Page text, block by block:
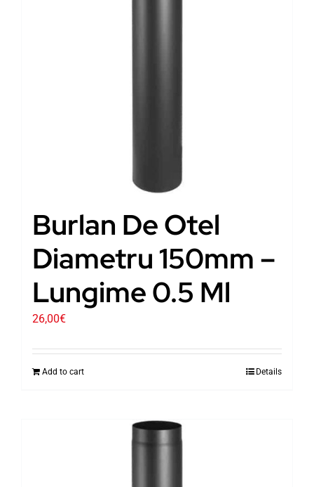
Burlan De Otel
Diametru 150mm –
Lungime 0.5 Ml
26,00€
Add to cart Details